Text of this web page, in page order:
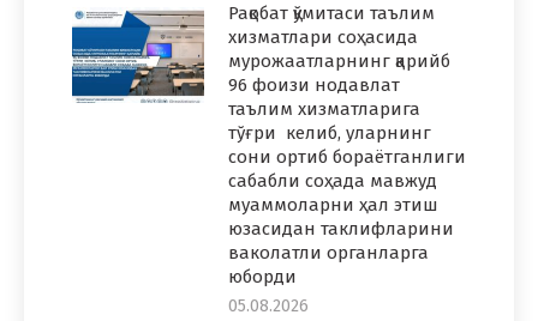
Рақобат қўмитаси таълим
хизматлари соҳасида
мурожаатларнинг қарийб
96 фоизи нодавлат
таълим хизматларига
тўғри келиб, уларнинг
сони ортиб бораётганлиги
сабабли соҳада мавжуд
муаммоларни ҳал этиш
юзасидан таклифларини
ваколатли органларга
юборди
05.08.2026